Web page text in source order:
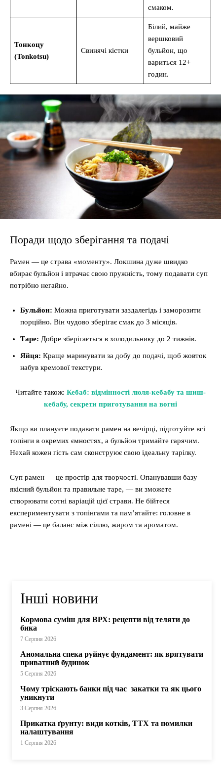
смаком.
Тонкоцу
(Tonkotsu)
Свинячі кістки
Білий, майже
вершковий
бульйон, що
вариться 12+
годин.
Поради щодо зберігання та подачі
Рамен — це страва «моменту». Локшина дуже швидко
вбирає бульйон і втрачає свою пружність, тому подавати суп
потрібно негайно.
Бульйон: Можна приготувати заздалегідь і заморозити
порційно. Він чудово зберігає смак до 3 місяців.
Таре: Добре зберігається в холодильнику до 2 тижнів.
Яйця: Краще маринувати за добу до подачі, щоб жовток
набув кремової текстури.
Читайте також: Кебаб: відмінності люля-кебабу та шиш-
кебабу, секрети приготування на вогні
Якщо ви плануєте подавати рамен на вечірці, підготуйте всі
топінги в окремих ємностях, а бульйон тримайте гарячим.
Нехай кожен гість сам сконструює свою ідеальну тарілку.
Суп рамен — це простір для творчості. Опанувавши базу —
якісний бульйон та правильне таре, — ви зможете
створювати сотні варіацій цієї страви. Не бійтеся
експериментувати з топінгами та пам’ятайте: головне в
рамені — це баланс між сіллю, жиром та ароматом.
Інші новини
Кормова суміш для ВРХ: рецепти від теляти до
бика
7 Серпня 2026
Аномальна спека руйнує фундамент: як врятувати
приватний будинок
5 Серпня 2026
Чому тріскають банки під час закатки та як цього
уникнути
3 Серпня 2026
Прикатка ґрунту: види котків, ТТХ та помилки
налаштування
1 Серпня 2026